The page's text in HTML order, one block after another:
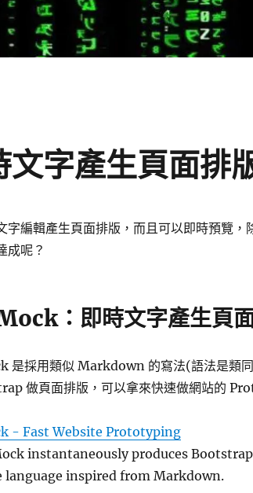
字產生頁面排
字編輯產生頁面排版，而且可以即時預覽
成呢？
：即時文字產生頁
是採用類似 Markdown 的寫法(語法是類
做頁面排版，可以拿來快速做網站的
- Fast Website Prototyping
instantaneously produces
language inspired from Markdown.